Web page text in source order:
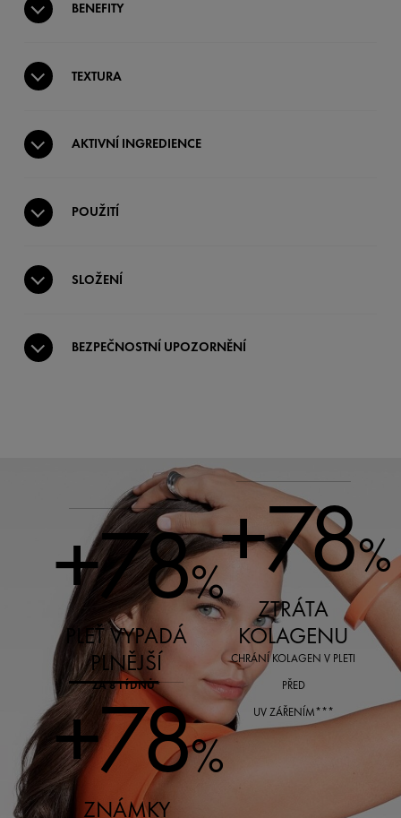
BENEFITY
TEXTURA
AKTIVNÍ INGREDIENCE
POUŽITÍ
SLOŽENÍ
BEZPEČNOSTNÍ UPOZORNĚNÍ
+78%
PLEŤ VYPADÁ
PLNĚJŠÍ
ZA 8 TÝDNŮ*
+78%
ZNÁMKY
+78%
ZTRÁTA
KOLAGENU
CHRÁNÍ KOLAGEN V PLETI
PŘED
UV ZÁŘENÍM***